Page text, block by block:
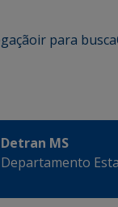
ir para busca
Detran MS
Departamento